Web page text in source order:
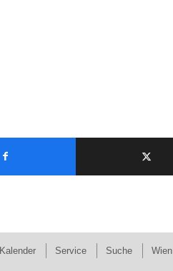
Kalender Service Suche Wien